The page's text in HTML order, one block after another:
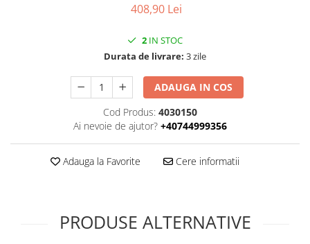
408,90 Lei
2 IN STOC
Durata de livrare: 3 zile
ADAUGA IN COS
Cod Produs: 4030150
Ai nevoie de ajutor? +40744999356
Adauga la Favorite Cere informatii
PRODUSE ALTERNATIVE